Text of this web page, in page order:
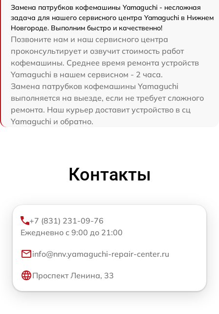
Замена патрубков кофемашины Yamaguchi - несложная
задача для нашего сервисного центра Yamaguchi в Нижнем
Новгороде. Выполним быстро и качественно!
Позвоните нам и наш сервисного центра
проконсультирует и озвучит стоимость работ
кофемашины. Среднее время ремонта устройств
Yamaguchi в нашем сервисном - 2 часа.
Замена патрубков кофемашины Yamaguchi
выполняется на выезде, если не требует сложного
ремонта. Наш курьер доставит устройство в сц
Yamaguchi и обратно.
Контакты
+7 (831) 231-09-76
Ежедневно с 9:00 до 21:00
info@nnv.yamaguchi-repair-center.ru
Проспект Ленина, 33